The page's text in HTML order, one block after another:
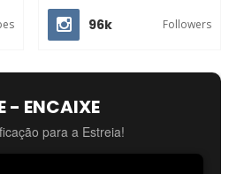
96k Followers
- ENCAIXE
para a Estreia!